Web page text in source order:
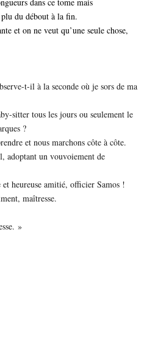
du débout à la fin.
et on ne veut qu’une seule chose,
t-il à la seconde où je sors de ma
sitter tous les jours ou seulement le
?
et nous marchons côte à côte.
adoptant un vouvoiement de
heureuse amitié, officier Samos !
maîtresse.
»